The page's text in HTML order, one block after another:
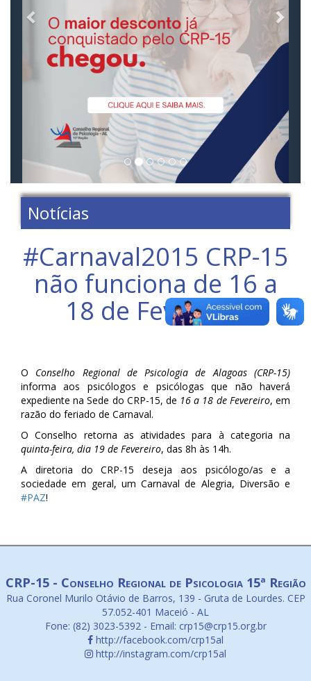
Notícias
#Carnaval2015 CRP-15
não funciona de 16 a
18 de Fevereiro
O Conselho Regional de Psicologia de Alagoas (CRP-15)
informa aos psicólogos e psicólogas que não haverá
expediente na Sede do CRP-15, de 16 a 18 de Fevereiro, em
razão do feriado de Carnaval.
O Conselho retorna as atividades para à categoria na
quinta-feira, dia 19 de Fevereiro, das 8h às 14h.
A diretoria do CRP-15 deseja aos psicólogo/as e a
sociedade em geral, um Carnaval de Alegria, Diversão e
#PAZ!
CRP-15 - Conselho Regional de Psicologia 15ª Região
Rua Coronel Murilo Otávio de Barros, 139 - Gruta de Lourdes. CEP
57.052-401 Maceió - AL
Fone: (82) 3023-5392 - Email: crp15@crp15.org.br
http://facebook.com/crp15al
http://instagram.com/crp15al